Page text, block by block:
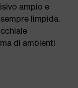
ampio e
limpida.
di ambienti